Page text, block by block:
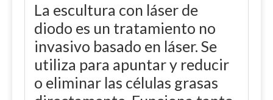
La escultura con láser de
diodo es un tratamiento no
invasivo basado en láser. Se
utiliza para apuntar y reducir
o eliminar las células grasas